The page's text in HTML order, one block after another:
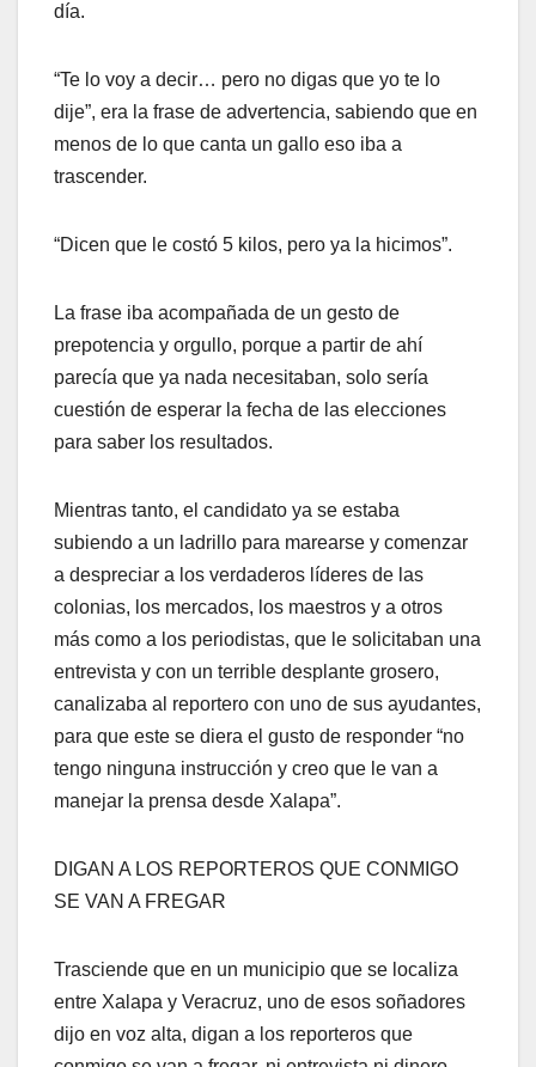
día.
“Te lo voy a decir… pero no digas que yo te lo
dije”, era la frase de advertencia, sabiendo que en
menos de lo que canta un gallo eso iba a
trascender.
“Dicen que le costó 5 kilos, pero ya la hicimos”.
La frase iba acompañada de un gesto de
prepotencia y orgullo, porque a partir de ahí
parecía que ya nada necesitaban, solo sería
cuestión de esperar la fecha de las elecciones
para saber los resultados.
Mientras tanto, el candidato ya se estaba
subiendo a un ladrillo para marearse y comenzar
a despreciar a los verdaderos líderes de las
colonias, los mercados, los maestros y a otros
más como a los periodistas, que le solicitaban una
entrevista y con un terrible desplante grosero,
canalizaba al reportero con uno de sus ayudantes,
para que este se diera el gusto de responder “no
tengo ninguna instrucción y creo que le van a
manejar la prensa desde Xalapa”.
DIGAN A LOS REPORTEROS QUE CONMIGO
SE VAN A FREGAR
Trasciende que en un municipio que se localiza
entre Xalapa y Veracruz, uno de esos soñadores
dijo en voz alta, digan a los reporteros que